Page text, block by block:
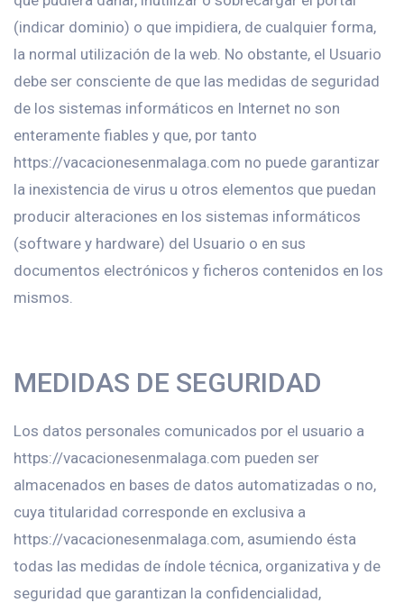
(indicar dominio) o que impidiera, de cualquier forma,
la normal utilización de la web. No obstante, el Usuario
debe ser consciente de que las medidas de seguridad
de los sistemas informáticos en Internet no son
enteramente fiables y que, por tanto
https://vacacionesenmalaga.com no puede garantizar
la inexistencia de virus u otros elementos que puedan
producir alteraciones en los sistemas informáticos
(software y hardware) del Usuario o en sus
documentos electrónicos y ficheros contenidos en los
mismos.
MEDIDAS DE SEGURIDAD
Los datos personales comunicados por el usuario a
https://vacacionesenmalaga.com pueden ser
almacenados en bases de datos automatizadas o no,
cuya titularidad corresponde en exclusiva a
https://vacacionesenmalaga.com, asumiendo ésta
todas las medidas de índole técnica, organizativa y de
seguridad que garantizan la confidencialidad,